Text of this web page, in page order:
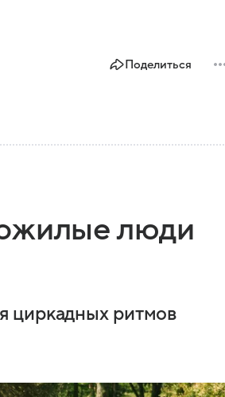
Поделиться
люди
циркадных ритмов